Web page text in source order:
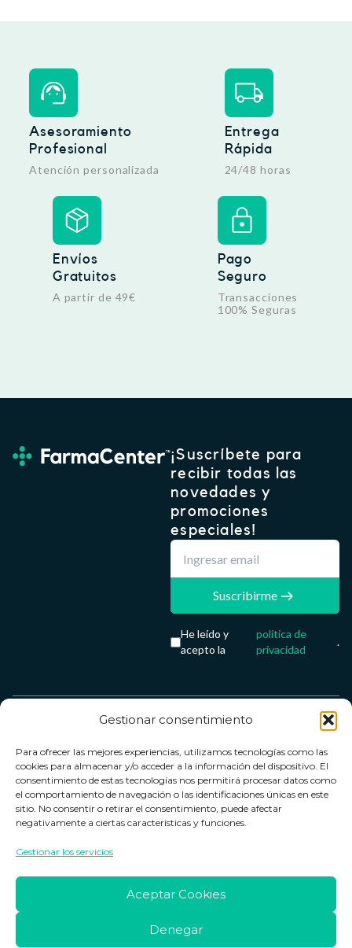
Gestionar consentimiento
Para ofrecer las mejores experiencias, utilizamos tecnologías como las
cookies para almacenar y/o acceder a la información del dispositivo. El
consentimiento de estas tecnologías nos permitirá procesar datos como
el comportamiento de navegación o las identificaciones únicas en este
sitio. No consentir o retirar el consentimiento, puede afectar
negativamente a ciertas características y funciones.
Gestionar los servicios
Aceptar Cookies
Denegar
Asesoramiento
Profesional
Atención personalizada
Entrega
Rápida
24/48 horas
Envíos
Gratuitos
A partir de 49€
Pago
Seguro
Transacciones
100% Seguras
¡Suscríbete para
recibir todas las
novedades y
promociones
especiales!
Suscribirme
He leído y
acepto la
política de
privacidad
.
Contacto
Contacto
Política de
devoluciones
Horario de
Lun. a Vie.:
18:00h
Términos y
condiciones
Política de
privacidad
cookies
Farmacenter
digital, S.L
B24836249
info@farmacenter.es
de pago